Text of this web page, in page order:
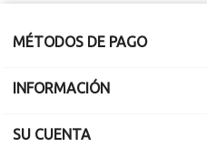
MÉTODOS DE PAGO
INFORMACIÓN
SU CUENTA